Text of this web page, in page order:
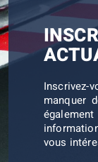
Inscrivez-
manquer
vous